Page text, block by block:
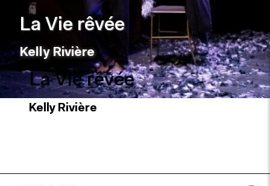
La Vie rêvée
Kelly Rivière
La Vie rêvée
Kelly Rivière